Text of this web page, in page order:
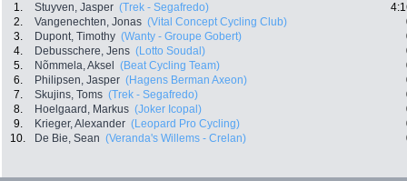
1. Stuyven, Jasper (Trek - Segafredo)
2.
Vangenechten, Jonas (Vital Concept Cycling Club)
3.
Dupont, Timothy (Wanty - Groupe Gobert)
4.
Debusschere, Jens (Lotto Soudal)
5.
Nõmmela, Aksel (Beat Cycling Team)
6.
Philipsen, Jasper (Hagens Berman Axeon)
7.
Skujins, Toms (Trek - Segafredo)
8.
Hoelgaard, Markus (Joker Icopal)
9.
Krieger, Alexander (Leopard Pro Cycling)
10.
De Bie, Sean (Veranda's Willems - Crelan)